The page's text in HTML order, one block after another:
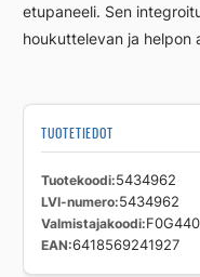
etupaneeli. Sen
houkuttelevan ja helpon
TUOTETIEDOT
Tuotekoodi 5434962
LVI-numero 5434962
Valmistajakoodi
EAN 6418569241927